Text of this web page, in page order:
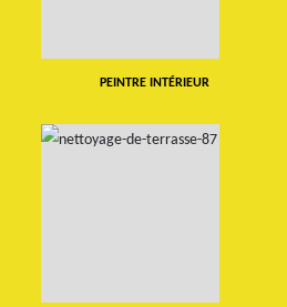
PEINTRE INTÉRIEUR